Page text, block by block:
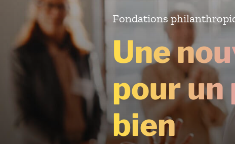
Fondations
Une
pour un
bien